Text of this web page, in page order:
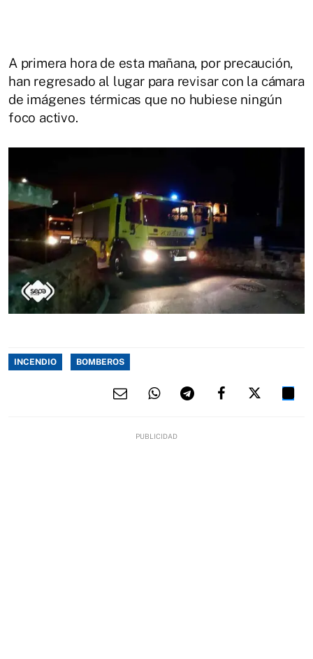
A primera hora de esta mañana, por precaución,
han regresado al lugar para revisar con la cámara
de imágenes térmicas que no hubiese ningún
foco activo.
INCENDIO BOMBEROS